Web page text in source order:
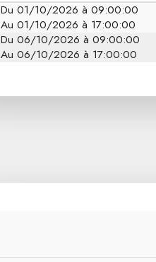
Du 01/10/2026 à 09:00:00
Au 01/10/2026 à 17:00:00
Du 06/10/2026 à 09:00:00
Au 06/10/2026 à 17:00:00